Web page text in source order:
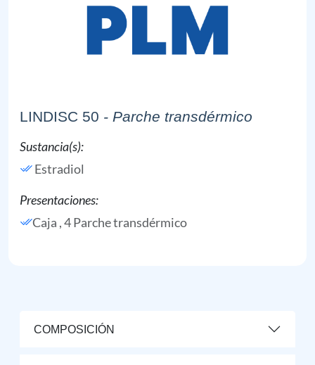
LINDISC 50 - Parche transdérmico
Sustancia(s):
Estradiol
Presentaciones:
Caja , 4 Parche transdérmico
COMPOSICIÓN